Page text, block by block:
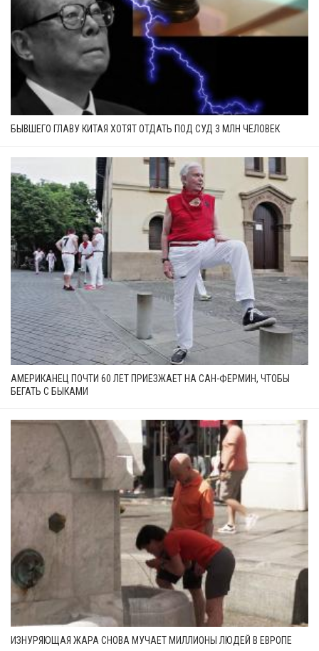
БЫВШЕГО ГЛАВУ КИТАЯ ХОТЯТ ОТДАТЬ ПОД СУД 3 МЛН ЧЕЛОВЕК
АМЕРИКАНЕЦ ПОЧТИ 60 ЛЕТ ПРИЕЗЖАЕТ НА САН-ФЕРМИН, ЧТОБЫ
БЕГАТЬ С БЫКАМИ
ИЗНУРЯЮЩАЯ ЖАРА СНОВА МУЧАЕТ МИЛЛИОНЫ ЛЮДЕЙ В ЕВРОПЕ